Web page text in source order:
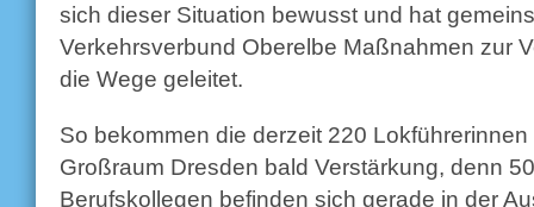
sich dieser Situation bewusst und hat
Verkehrsverbund Oberelbe Maßnahmen zur
die Wege geleitet.
So bekommen die derzeit 220
Großraum Dresden bald Verstärkung, denn
Berufskollegen befinden sich gerade in der